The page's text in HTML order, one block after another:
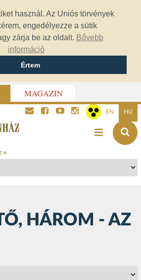
használ. Az Uniós törvények
engedélyezze a sütik
zárja be az oldalt. Bővebb
információ
Értem
MAGAZIN
EN HU
HÁROM - AZ